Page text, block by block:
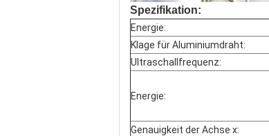
Spezifikation:
Energie:
Klage für Aluminiumdraht:
Ultraschallfrequenz:
Energie:
Genauigkeit der Achse x: